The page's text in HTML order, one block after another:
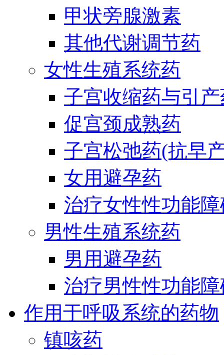
甲状旁腺激素
其他代谢调节药
女性生殖系统药
子宫收缩药与引
促宫颈成熟药
子宫松弛药(抗早
女用避孕药
治疗女性性功能
男性生殖系统药
男用避孕药
治疗男性性功能
作用于呼吸系统的药物
镇咳药